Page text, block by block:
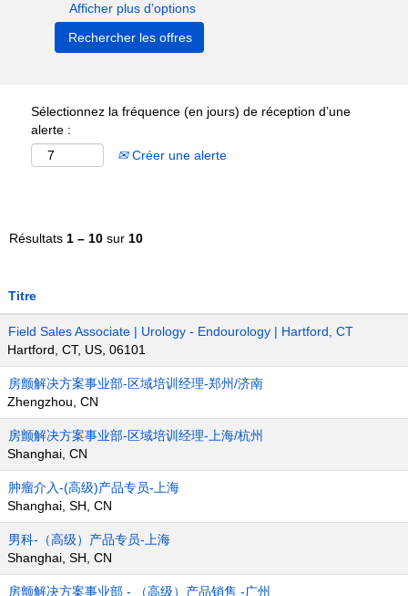
Afficher plus d’options
Sélectionnez la fréquence (en jours) de réception d’une
alerte :
Créer une alerte
Résultats 1 – 10 sur 10
Titre
Field Sales Associate | Urology - Endourology | Hartford, CT
Hartford, CT, US, 06101
房颤解决方案事业部-区域培训经理-郑州/济南
Zhengzhou, CN
房颤解决方案事业部-区域培训经理-上海/杭州
Shanghai, CN
肿瘤介入-(高级)产品专员-上海
Shanghai, SH, CN
男科-（高级）产品专员-上海
Shanghai, SH, CN
房颤解决方案事业部 - （高级）产品销售 -广州